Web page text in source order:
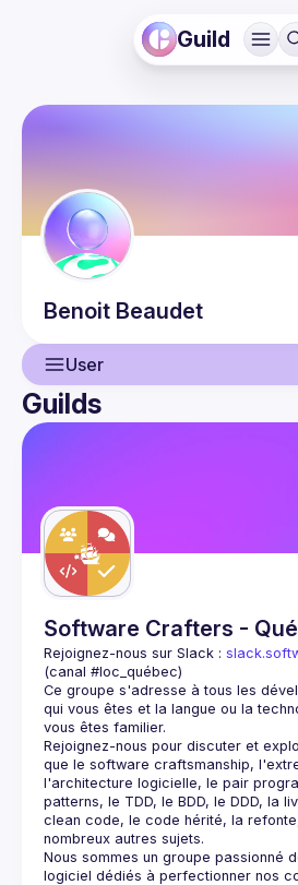
Guild
Benoit Beaudet
User
User
Guilds
Guilds
Software Crafters -
Rejoignez-nous sur Slack :
(canal #loc_québec)
Ce groupe s'adresse à tous les
qui vous êtes et la langue ou la
Rejoignez-nous pour discuter et
que le software craftsmanship,
l'architecture logicielle, le pair
patterns, le TDD, le BDD, le DDD, la
clean code, le code hérité, la
Nous sommes un groupe passionné
logiciel dédiés à perfectionner nos